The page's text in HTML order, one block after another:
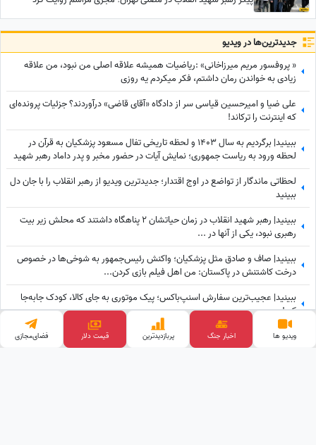
جدید‌ترین‌ها در ویدیو
« پروفسور مریم میرزاخانی» :ریاضیات همیشه علاقه اصلی من نبود، من علاقه
زیادی به خواندن رمان داشتم، فکر میکردم یه روزی
علی ضیا و امیرحسین قیاسی سر از دادگاه «آقای قاضی» درآوردند؟ جزئیات پرونده‌ای
که اینترنت را ترکاند!
ببینید| برگردیم به سال 1403 و لحظه تاریخی تفال مسعود پزشکیان به قرآن در
لحظه ورود به ریاست جمهوری؛ نمایش آیات در حضور مخبر و پدر داماد رهبر شهید
انقلاب
لحظاتی ماندگار از تواضع در اوج اقتدار؛ جدیدترین ویدیو از رهبر انقلاب را با جان دل
ببینید
ببینید| رهبر شهید انقلاب در زمان حیاتشان 2 پناهگاه داشتند که محلش زیر بیت
رهبری نبود، یکی از آنها در ...
ببینید| صاف و صادق مثل پزشکیان؛ واکنش رئیس‌جمهور به شوخی‌ها در خصوص
درخت کاشتنش در پاکستان: من اهل فیلم بازی کردن...
ببینید| عجیب‌ترین سفارش اسنپ‌باکس؛ پیک موتوری به جای کالا، کودک جابه‌جا
کرد!
اینو بی زحمت دست به دست کنین برسه به دست سلطنت طلبا؛ آخه ربع پهلوی تا
حالا توی دعوای محله‌ای هم شرکت نکرده که آرزوی این چنینی براش دارید!+ویدیو
ویدیو ها اخبار جنگ پربازدید‌ترین قیمت طلا فضای‌مجازی